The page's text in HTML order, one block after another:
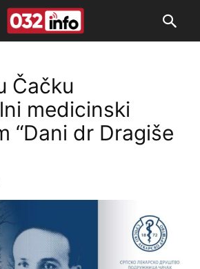
Čačku
medicinski
“Dani dr Dragiše